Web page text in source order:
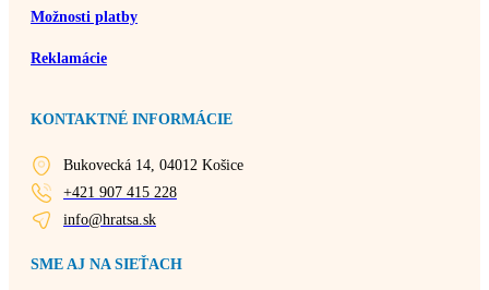
Možnosti platby
Reklamácie
KONTAKTNÉ INFORMÁCIE
Bukovecká 14, 04012 Košice
+421 907 415 228
info@hratsa.sk
SME AJ NA SIEŤACH